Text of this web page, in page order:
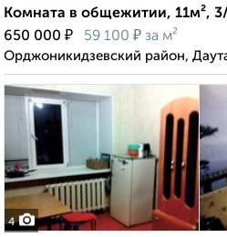
Комната в общежитии, 11м²,
650 000 ₽ 59 100 ₽ за м²
Орджоникидзевский район,
4